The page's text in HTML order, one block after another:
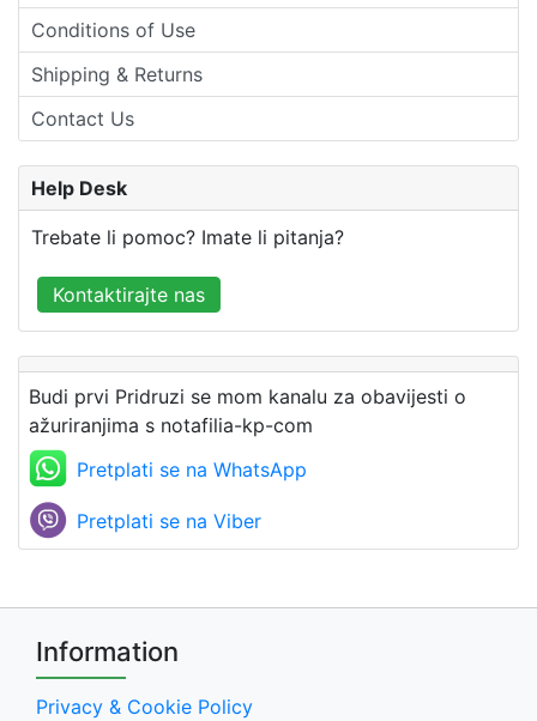
Conditions of Use
Shipping & Returns
Contact Us
Help Desk
Trebate li pomoc? Imate li pitanja?
Kontaktirajte nas
Budi prvi Pridruzi se mom kanalu za obavijesti o
ažuriranjima s notafilia-kp-com
Pretplati se na WhatsApp
Pretplati se na Viber
Information
Privacy & Cookie Policy